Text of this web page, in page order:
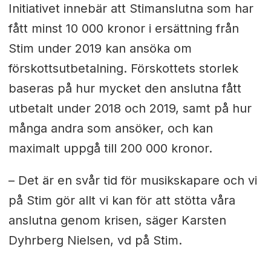
Initiativet innebär att Stimanslutna som har
fått minst 10 000 kronor i ersättning från
Stim under 2019 kan ansöka om
förskottsutbetalning. Förskottets storlek
baseras på hur mycket den anslutna fått
utbetalt under 2018 och 2019, samt på hur
många andra som ansöker, och kan
maximalt uppgå till 200 000 kronor.
– Det är en svår tid för musikskapare och vi
på Stim gör allt vi kan för att stötta våra
anslutna genom krisen, säger Karsten
Dyhrberg Nielsen, vd på Stim.